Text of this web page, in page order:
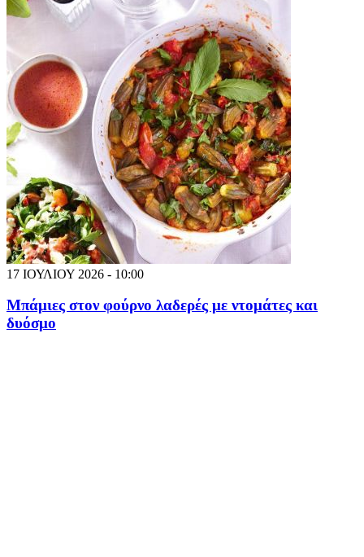
17 ΙΟΥΛΙΟΥ 2026 - 10:00
Μπάμιες στον φούρνο λαδερές με ντομάτες και
δυόσμο